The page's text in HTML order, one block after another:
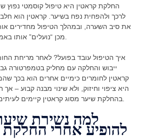
החלקת קראטין היא טיפול קוסמטי נפוץ
לרכך ולהפחית נפח בשיער. קראטין הוא
את סיב השערה, ובמהלך הטיפול מחדירים
מכן “נועלים” אותו באמצעות חום גבוה.
איך הטיפול עובד בפועל? לאחר מריחת
ייבוש והחלקה עם מחליק בטמפרטורה
קראטין לחומרים כימיים אחרים הוא בכך
היא ציפוי וחיזוק, ולא שינוי מבנה קבוע –
בהחלקת שיער מסוג קראטין קיימים לעיתים רכיבים כימיים.
למה נשירת
להופיע אחרי החלקת